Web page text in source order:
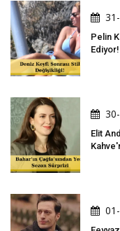
Pelin
Elit